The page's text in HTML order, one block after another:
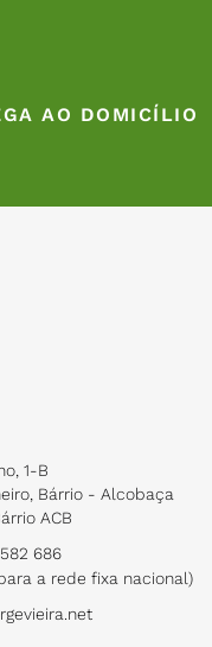
AO DOMICÍLIO
1-B
Bárrio - Alcobaça
ACB
686
a rede fixa nacional)